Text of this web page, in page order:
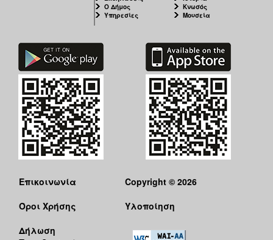
Ο Δήμος
Υπηρεσίες
Κνωσός
Μουσεία
Επικοινωνία
Όροι Χρήσης
Δήλωση
Copyright © 2026
Υλοποίηση